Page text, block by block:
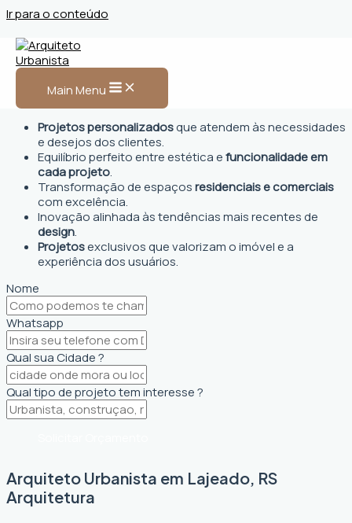
Ir para o conteúdo
Main Menu
Arquiteto Urbanista em
Lajeado, RS
Projetos personalizadosque atendem às necessidades
e desejos dos clientes.
Equilíbrio perfeito entre estética efuncionalidade em
cada projeto.
Transformação de espaçosresidenciais e comerciais
com excelência.
Inovação alinhada às tendências mais recentes de
design.
Projetosexclusivos que valorizam o imóvel e a
experiência dos usuários.
Nome
Whatsapp
Qual sua Cidade ?
Qual tipo de projeto tem interesse ?
Arquiteto Urbanista em Lajeado, RS
Arquitetura